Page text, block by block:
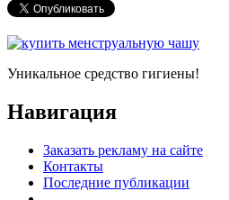
Уникальное средство гигиены!
Навигация
Заказать рекламу на сайте
Контакты
Последние публикации